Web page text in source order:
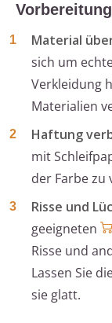
Material
sich um
Verkleidung
Materialien
Haftung
mit
der Farbe zu
Risse und
geeigneten
Risse und
Lassen Sie
sie glatt.